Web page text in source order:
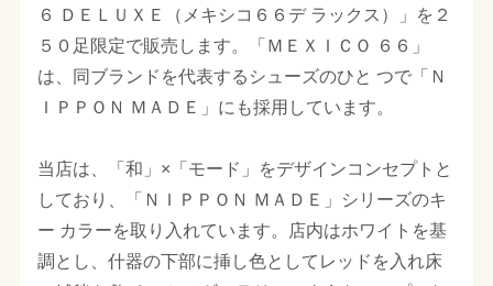
６ ＤＥＬＵＸＥ（メキシコ６６デ ラックス）」を２
５０足限定で販売します。「ＭＥＸＩＣＯ ６６」
は、同ブランドを代表するシューズのひと つで「Ｎ
ＩＰＰＯＮ ＭＡＤＥ」にも採用しています。
当店は、「和」×「モード」をデザインコンセプトと
しており、「ＮＩＰＰＯＮ ＭＡＤＥ」シリーズのキ
ー カラーを取り入れています。店内はホワイトを基
調とし、什器の下部に挿し色としてレッドを入れ床